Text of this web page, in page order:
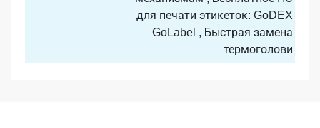
для печати этикеток: GoDEX
GoLabel , Быстрая замена
термоголови